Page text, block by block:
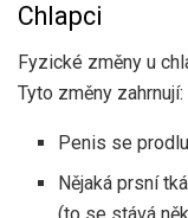
Chlapci
Fyzické změny u
Tyto změny zahrnují:
Penis se
Nějaká prsní